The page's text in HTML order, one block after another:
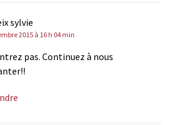
sylvie
2015 à 16 h 04 min
pas. Continuez à nous